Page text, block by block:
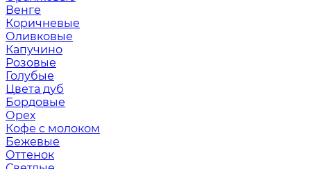
Венге
Коричневые
Оливковые
Капучино
Розовые
Голубые
Цвета дуб
Бордовые
Орех
Кофе с молоком
Бежевые
Оттенок